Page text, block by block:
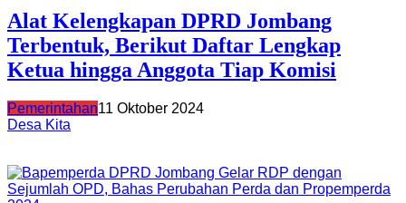
Alat Kelengkapan DPRD Jombang
Terbentuk, Berikut Daftar Lengkap
Ketua hingga Anggota Tiap Komisi
Pemerintahan11 Oktober 2024
Desa Kita